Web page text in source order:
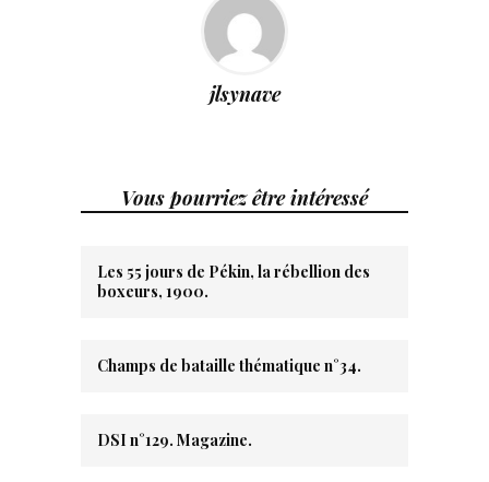
jlsynave
Vous pourriez être intéressé
Les 55 jours de Pékin, la rébellion des
boxeurs, 1900.
Champs de bataille thématique n°34.
DSI n°129. Magazine.